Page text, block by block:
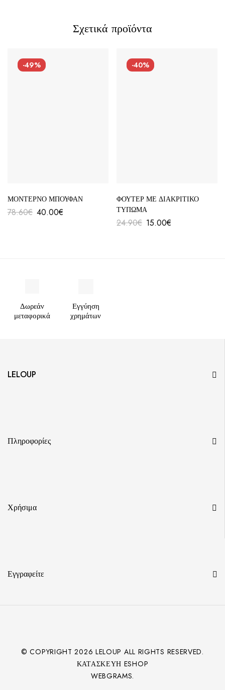
Σχετικά προϊόντα
-49%
ΜΟΝΤΕΡΝΟ ΜΠΟΥΦΑΝ
78.60€ 40.00€
-40%
ΦΟΥΤΕΡ ΜΕ ΔΙΑΚΡΙΤΙΚΟ
ΤΥΠΩΜΑ
24.90€ 15.00€
Δωρεάν
μεταφορικά
Εγγύηση
χρημάτων
LELOUP
Πληροφορίες
Χρήσιμα
Εγγραφείτε
© COPYRIGHT2026 LELOUP ALL RIGHTS RESERVED.
ΚΑΤΑΣΚΕΥΉ ESHOP
WEBGRAMS.